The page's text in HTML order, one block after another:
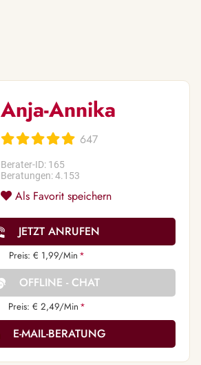
Anja-Annika
647
Berater-ID: 165
Beratungen: 4.153
Als Favorit speichern
JETZT ANRUFEN
Preis: € 1,99/Min *
OFFLINE - CHAT
Preis: € 2,49/Min *
E-MAIL-BERATUNG